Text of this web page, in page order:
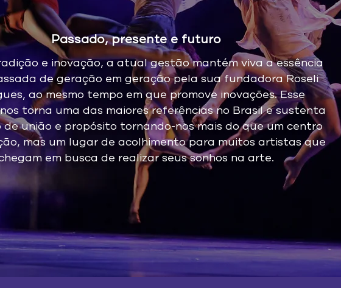
Passado, presente e futuro
e inovação, a atual gestão mantém viva a essência
de geração em geração pela sua fundadora Roseli
ao mesmo tempo em que promove inovações. Esse
torna uma das maiores referências no Brasil e sustenta
união e propósito tornando-nos mais do que um centro
mas um lugar de acolhimento para muitos artistas que
em busca de realizar seus sonhos na arte.